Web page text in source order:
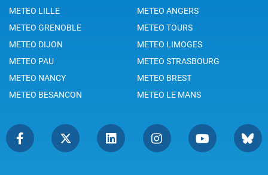
METEO LILLE
METEO ANGERS
METEO GRENOBLE
METEO TOURS
METEO DIJON
METEO LIMOGES
METEO PAU
METEO STRASBOURG
METEO NANCY
METEO BREST
METEO BESANCON
METEO LE MANS